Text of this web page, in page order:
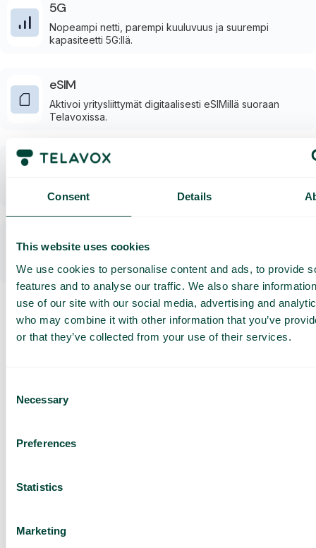
Consent Details
This website uses cookies
We use cookies to personalise content and ads, to provide
features and to analyse our traffic. We also share
use of our site with our social media, advertising and
who may combine it with other information that you’ve
or that they’ve collected from your use of their services.
Selection
Necessary
Preferences
Statistics
Marketing
5G
Nopeampi netti, parempi kuuluvuus ja suurempi
kapasiteetti 5G:llä.
eSIM
Aktivoi yritysliittymät digitaalisesti eSIMillä suoraan
Telavoxissa.
Kaksoiskortti
ylimääräinen SIM-kortti. Sama numero, surffausmäärä ja
Verkkovierailut EU:ssa
EU/ETA-alueella samoin ehdoin kuin Suomessa.
Pyydä
tarjous
Räätälöity tarjous sinun